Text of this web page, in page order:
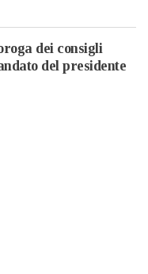
dei consigli
del presidente